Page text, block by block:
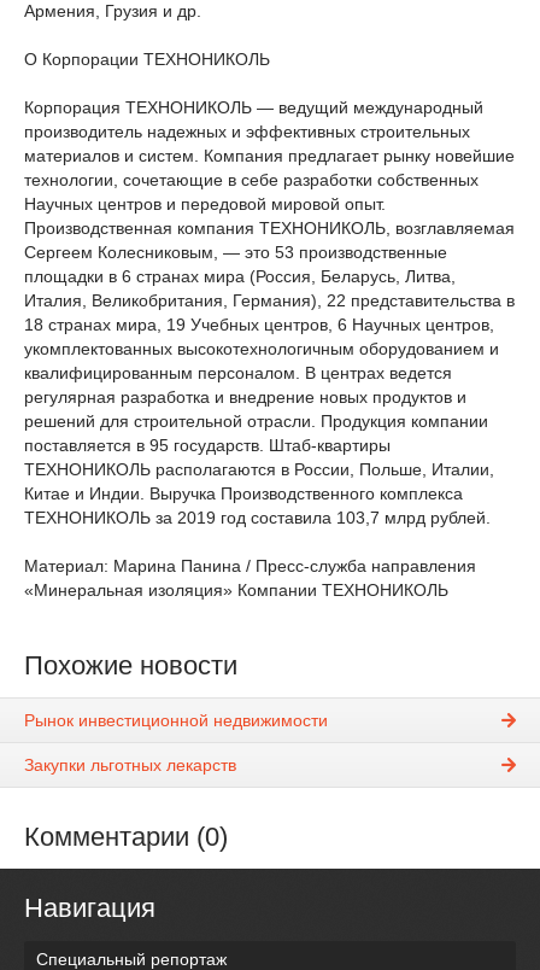
Армения, Грузия и др.
О Корпорации ТЕХНОНИКОЛЬ
Корпорация ТЕХНОНИКОЛЬ — ведущий международный
производитель надежных и эффективных строительных
материалов и систем. Компания предлагает рынку новейшие
технологии, сочетающие в себе разработки собственных
Научных центров и передовой мировой опыт.
Производственная компания ТЕХНОНИКОЛЬ, возглавляемая
Сергеем Колесниковым, — это 53 производственные
площадки в 6 странах мира (Россия, Беларусь, Литва,
Италия, Великобритания, Германия), 22 представительства в
18 странах мира, 19 Учебных центров, 6 Научных центров,
укомплектованных высокотехнологичным оборудованием и
квалифицированным персоналом. В центрах ведется
регулярная разработка и внедрение новых продуктов и
решений для строительной отрасли. Продукция компании
поставляется в 95 государств. Штаб-квартиры
ТЕХНОНИКОЛЬ располагаются в России, Польше, Италии,
Китае и Индии. Выручка Производственного комплекса
ТЕХНОНИКОЛЬ за 2019 год составила 103,7 млрд рублей.​​
Материал: Марина Панина / Пресс-служба направления
«Минеральная изоляция» Компании ТЕХНОНИКОЛЬ​
Похожие новости
Рынок инвестиционной недвижимости
Закупки льготных лекарств
Комментарии (0)
Навигация
Специальный репортаж